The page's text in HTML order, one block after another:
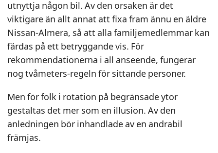
utnyttja någon bil. Av den orsaken är det
viktigare än allt annat att fixa fram ännu en äldre
Nissan-Almera, så att alla familjemedlemmar kan
färdas på ett betryggande vis. För
rekommendationerna i all anseende, fungerar
nog tvåmeters-regeln för sittande personer.
Men för folk i rotation på begränsade ytor
gestaltas det mer som en illusion. Av den
anledningen bör inhandlade av en andrabil
främjas.